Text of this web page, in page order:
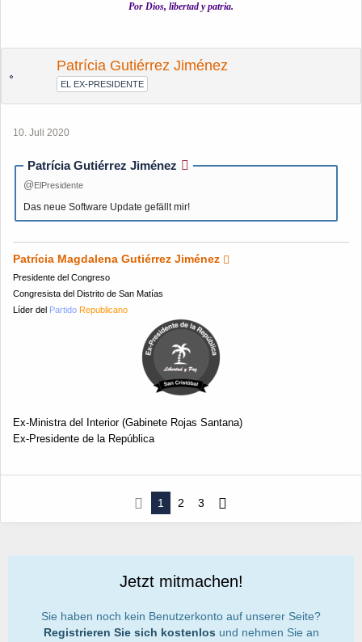
Por Dios, libertad y patria.
Patrícia Gutiérrez Jiménez
EL EX-PRESIDENTE
10. Juli 2020
Patrícia Gutiérrez Jiménez
ElPresidente
Das neue Software Update gefällt mir!
Patrícia Magdalena Gutiérrez Jiménez
Presidente del Congreso
Congresista del Distrito de San Matías
Líder del Partido Republicano
Ex-Ministra del Interior (Gabinete Rojas Santana)
Ex-Presidente de la República
1 2 3
Jetzt mitmachen!
Sie haben noch kein Benutzerkonto auf unserer Seite?
Registrieren Sie sich kostenlos und nehmen Sie an